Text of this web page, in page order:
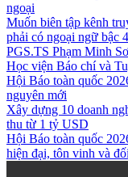
ngoại
Muốn biên tập kênh
phải có ngoại ngữ bậc 4
PGS.TS Phạm Minh
Học viện Báo chí và
Hội Báo toàn quốc
nguyên mới
Xây dựng 10 doanh
thu từ 1 tỷ USD
Hội Báo toàn quốc
hiện đại, tôn vinh và